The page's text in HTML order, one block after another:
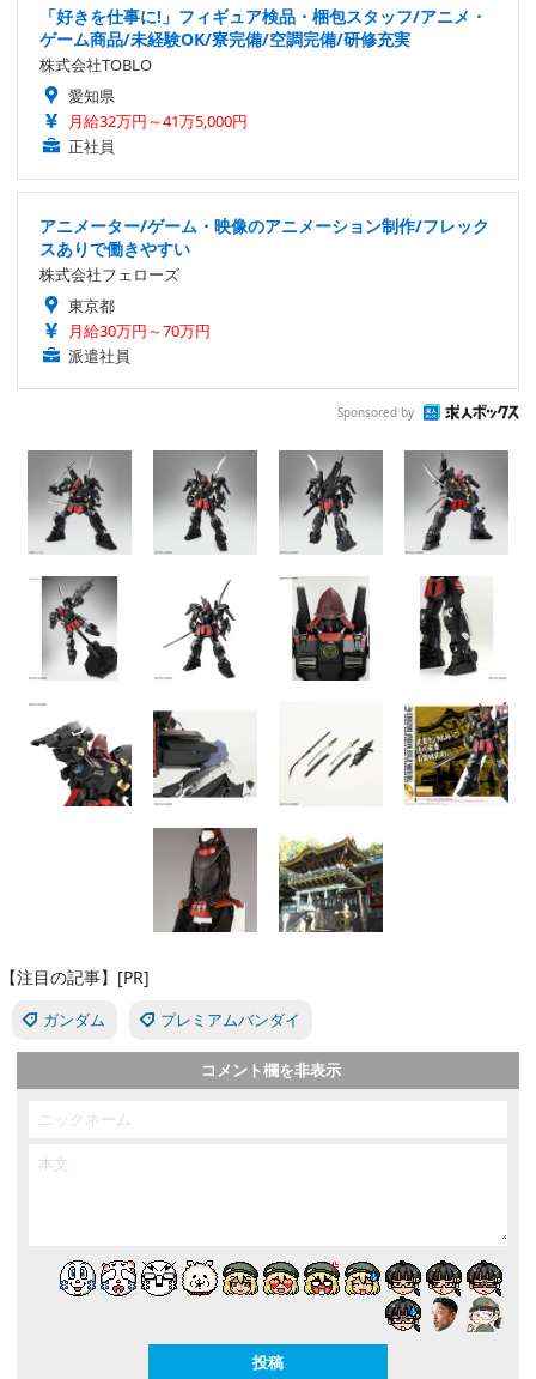
「好きを仕事に!」フィギュア検品・梱包スタッフ/アニメ・
ゲーム商品/未経験OK/寮完備/空調完備/研修充実
株式会社TOBLO
愛知県
月給32万円～41万5,000円
正社員
アニメーター/ゲーム・映像のアニメーション制作/フレック
スありで働きやすい
株式会社フェローズ
東京都
月給30万円～70万円
派遣社員
Sponsored by
【注目の記事】[PR]
ガンダム プレミアムバンダイ
コメント欄を非表示